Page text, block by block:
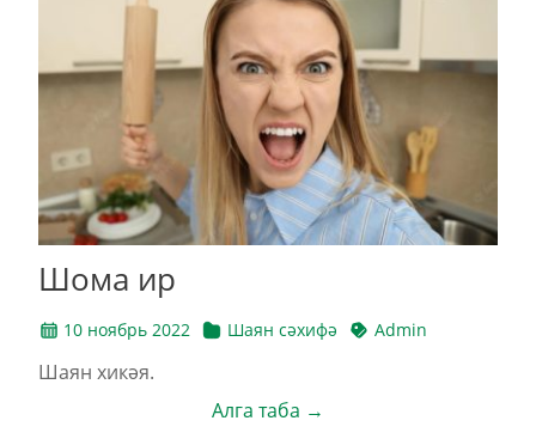
Шома ир
10 ноябрь 2022 Шаян сәхифә Admin
Шаян хикәя.
Алга таба →